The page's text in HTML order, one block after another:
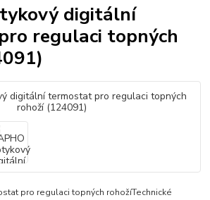
digitální
regulaci topných
pro regulaci topných rohožíTechnické